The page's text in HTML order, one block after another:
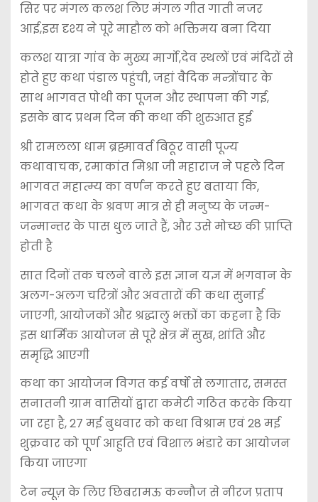
सिर पर मंगल कलश लिए मंगल गीत गाती नजर
आई,इस दृश्य ने पूरे माहौल को भक्तिमय बना दिया
कलश यात्रा गांव के मुख्य मार्गो,देव स्थलों एवं मंदिरों से
होते हुए कथा पंडाल पहुंची, जहां वैदिक मन्त्रोंचार के
साथ भागवत पोथी का पूजन और स्थापना की गई,
इसके बाद प्रथम दिन की कथा की शुरुआत हुई
श्री रामलला धाम ब्रह्मावर्त बिठूर वासी पूज्य
कथावाचक, रमाकांत मिश्रा जी महाराज ने पहले दिन
भागवत महात्म्य का वर्णन करते हुए बताया कि,
भागवत कथा के श्रवण मात्र से ही मनुष्य के जन्म-
जन्मान्तर के पास धुल जाते हैं, और उसे मोच्छ की प्राप्ति
होती है
सात दिनों तक चलने वाले इस ज्ञान यज्ञ में भगवान के
अलग-अलग चरित्रों और अवतारों की कथा सुनाई
जाएगी, आयोजकों और श्रद्धालु भक्तों का कहना है कि
इस धार्मिक आयोजन से पूरे क्षेत्र में सुख, शांति और
समृद्धि आएगी
कथा का आयोजन विगत कई वर्षों से लगातार, समस्त
सनातनी ग्राम वासियों द्वारा कमेटी गठित करके किया
जा रहा है, 27 मई बुधवार को कथा विश्राम एवं 28 मई
शुक्रवार को पूर्ण आहुति एवं विशाल भंडारे का आयोजन
किया जाएगा
टेन न्यूज़ के लिए छिबरामऊ कन्नौज से नीरज प्रताप